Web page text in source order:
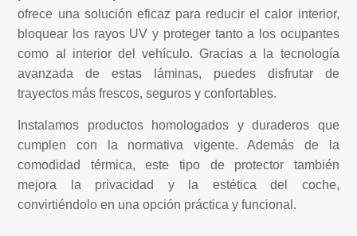
ofrece una solución eficaz para reducir el calor interior,
bloquear los rayos UV y proteger tanto a los ocupantes
como al interior del vehículo. Gracias a la tecnología
avanzada de estas láminas, puedes disfrutar de
trayectos más frescos, seguros y confortables.
Instalamos productos homologados y duraderos que
cumplen con la normativa vigente. Además de la
comodidad térmica, este tipo de protector también
mejora la privacidad y la estética del coche,
convirtiéndolo en una opción práctica y funcional.